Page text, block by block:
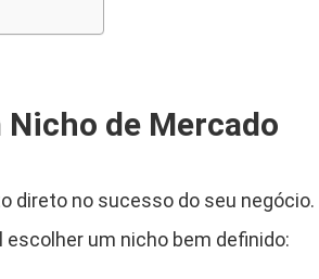
de Mercado
direto no sucesso do seu negócio.
um nicho bem definido: